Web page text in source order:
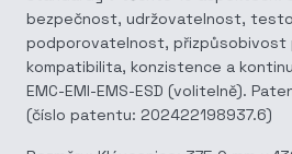
bezpečnost, udržovatelnost,
podporovatelnost,
kompatibilita, konzistence a
EMC-EMI-EMS-ESD (volitelně).
(číslo patentu: 202422198937.6)